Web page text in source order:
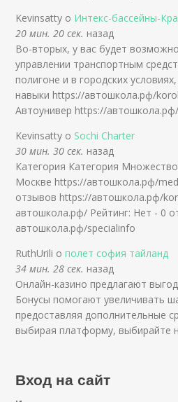
Kevinsatty о Интекс-бассейны-
20 мин. 20 сек. назад
Во-вторых, у вас будет
управлении транспортным
полигоне и в городских
навыки https://автошкола.рф/
Автоунивер https://
Kevinsatty о Sochi Charter
30 мин. 30 сек. назад
Категория Категория
Москве https://автошкола.рф/
отзывов https://автошкола.рф/
автошкола.рф/ Рейтинг: Нет - 0
автошкола.рф/specialinfo
RuthUrili ополет софия тайланд
34 мин. 28 сек. назад
Онлайн-казино предлагают
Бонусы помогают увеличивать
предоставляя дополнительные
выбирая платформу, выбирайте
Вход на сайт